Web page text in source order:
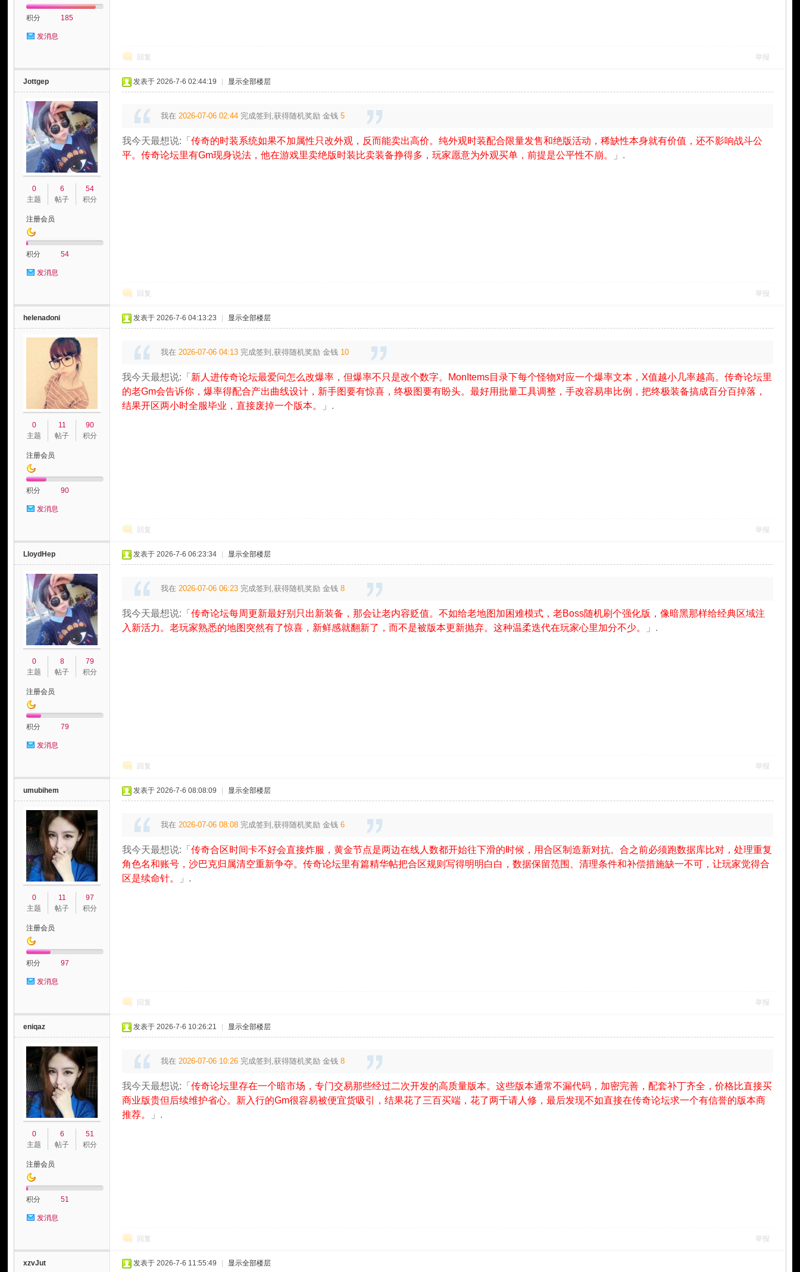
积分 185
发消息
回复 举报
Jottgep
0
主题
6
帖子
54
积分
注册会员
积分 54
发消息
发表于 2026-7-6 02:44:19 显示全部楼层
我在 2026-07-06 02:44 完成签到,获得随机奖励金钱5
我今天最想说:「传奇的时装系统如果不加属性只改外观，反而能卖出高价。纯外观时装配合限量发售和绝版活动，稀缺性本身就有价值，还不影响战斗公
平。传奇论坛里有Gm现身说法，他在游戏里卖绝版时装比卖装备挣得多，玩家愿意为外观买单，前提是公平性不崩。
」.
回复 举报
helenadoni
0
主题
11
帖子
90
积分
注册会员
积分 90
发消息
发表于 2026-7-6 04:13:23 显示全部楼层
我在 2026-07-06 04:13 完成签到,获得随机奖励金钱 10
我今天最想说:「 新人进传奇论坛最爱问怎么改爆率，但爆率不只是改个数字。MonItems目录下每个怪物对应一个爆率文本，X值越小几率越高。传奇论坛里
的老Gm会告诉你，爆率得配合产出曲线设计，新手图要有惊喜，终极图要有盼头。最好用批量工具调整，手改容易串比例，把终极装备搞成百分百掉落，
结果开区两小时全服毕业，直接废掉一个版本。
」.
回复 举报
LloydHep
0
主题
8
帖子
79
积分
注册会员
积分 79
发消息
发表于 2026-7-6 06:23:34 显示全部楼层
我在 2026-07-06 06:23 完成签到,获得随机奖励金钱8
我今天最想说:「传奇论坛每周更新最好别只出新装备，那会让老内容贬值。不如给老地图加困难模式，老Boss随机刷个强化版，像暗黑那样给经典区域注
入新活力。老玩家熟悉的地图突然有了惊喜，新鲜感就翻新了，而不是被版本更新抛弃。这种温柔迭代在玩家心里加分不少。
」.
回复 举报
umubihem
0
主题
11
帖子
97
积分
注册会员
积分 97
发消息
发表于 2026-7-6 08:08:09 显示全部楼层
我在 2026-07-06 08:08 完成签到,获得随机奖励金钱6
我今天最想说:「传奇合区时间卡不好会直接炸服，黄金节点是两边在线人数都开始往下滑的时候，用合区制造新对抗。合之前必须跑数据库比对，处理重复
角色名和账号，沙巴克归属清空重新争夺。传奇论坛里有篇精华帖把合区规则写得明明白白，数据保留范围、清理条件和补偿措施缺一不可，让玩家觉得合
区是续命针。
」.
回复 举报
eniqaz
0
主题
6
帖子
51
积分
注册会员
积分 51
发消息
发表于 2026-7-6 10:26:21 显示全部楼层
我在 2026-07-06 10:26 完成签到,获得随机奖励金钱8
我今天最想说:「传奇论坛里存在一个暗市场，专门交易那些经过二次开发的高质量版本。这些版本通常不漏代码，加密完善，配套补丁齐全，价格比直接买
商业版贵但后续维护省心。新入行的Gm很容易被便宜货吸引，结果花了三百买端，花了两千请人修，最后发现不如直接在传奇论坛求一个有信誉的版本商
推荐。
」.
回复 举报
xzvJut 发表于 2026-7-6 11:55:49 显示全部楼层